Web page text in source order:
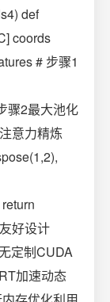
def
coords
# 步骤1
骤2最大池化
意力精炼
好设计
定制CUDA
加速动态